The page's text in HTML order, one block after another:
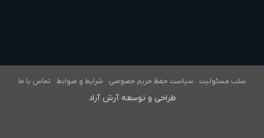
سلب مسئولیت سیاست حفظ حریم خصوصی شرایط و ضوابط تماس با ما
طراحی و توسعه آرش آراد